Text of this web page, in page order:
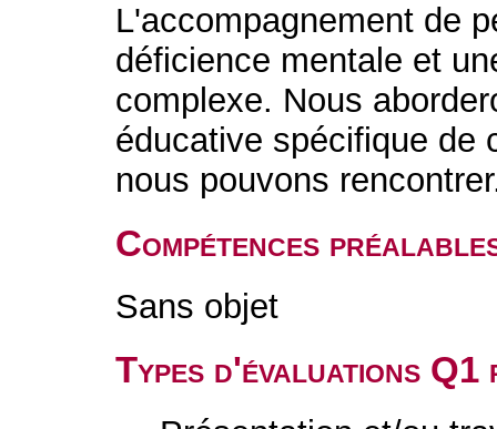
L'accompagnement de
déficience mentale et
complexe. Nous
éducative spécifique de
nous pouvons
Compétences
Sans objet
Types d'évaluations